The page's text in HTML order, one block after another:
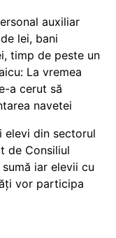
auxiliar
lei, bani
timp de peste un
La vremea
a cerut să
navetei
elevi din sectorul
de Consiliul
iar elevii cu
vor participa